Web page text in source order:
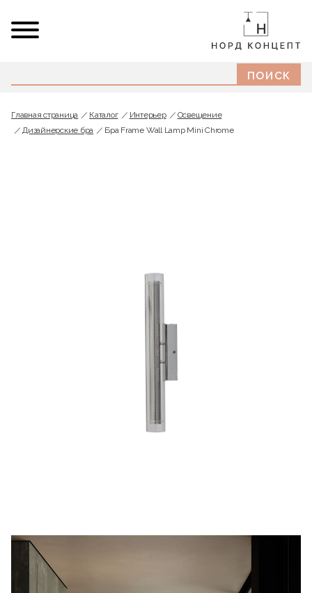
Главная страница Каталог Интерьер
Освещение
Дизайнерские бра
Бра Frame Wall Lamp Mini Chrome